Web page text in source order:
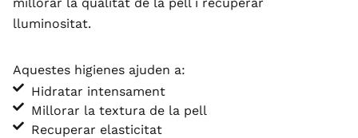
lluminositat.
Aquestes higienes ajuden a:
Hidratar intensament
Millorar la textura de la pell
Recuperar elasticitat